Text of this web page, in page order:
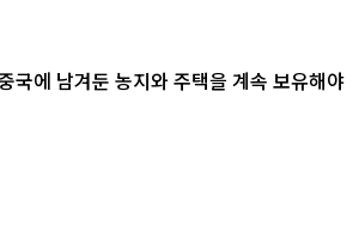
국에 남겨둔 농지와 주택을 계속 보유해야